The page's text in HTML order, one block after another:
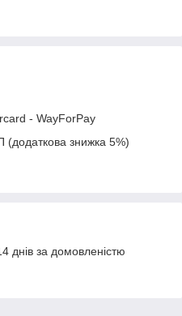
- WayForPay
(додаткова знижка 5%)
днів за домовленістю